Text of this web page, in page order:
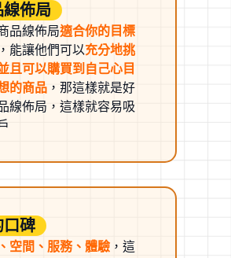
線佈局
品線佈局適合你的目標
能讓他們可以充分地挑
且可以購買到自己心目
的商品，那這樣就是好
線佈局，這樣就容易吸
口碑
空間、服務、體驗，這